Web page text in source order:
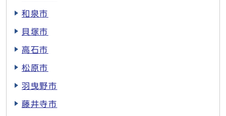
和泉市
貝塚市
高石市
松原市
羽曳野市
藤井寺市